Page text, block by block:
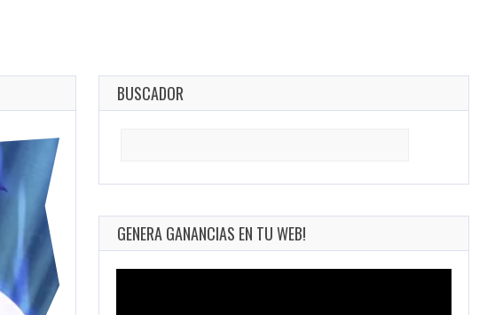
BUSCADOR
GENERA GANANCIAS EN TU WEB!